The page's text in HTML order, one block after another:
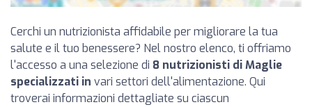
Cerchi un nutrizionista affidabile per migliorare la tua
salute e il tuo benessere? Nel nostro elenco, ti offriamo
l'accesso a una selezione di 8 nutrizionisti di Maglie
specializzati in vari settori dell'alimentazione. Qui
troverai informazioni dettagliate su ciascun